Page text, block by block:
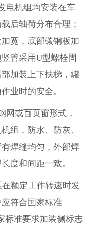
电机组均安装在车
后轴荷分布合理；
宽，底部碳钢板加
管采用U型螺栓固
加装上下扶梯，罐
业时的安全。
网或百页窗形式，
组，防水、防灰、
焊缝均匀，外部焊
度和间距一致。
额定工作转速时发
符合国家标准
标准要求加装侧标志